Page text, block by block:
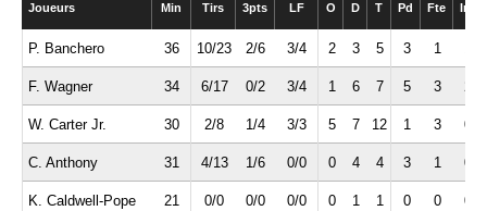
Joueurs Min Tirs 3pts LF O D T Pd Fte Int
P. Banchero 36 10/23 2/6 3/4 2 3 5 3 1
F. Wagner 34 6/17 0/2 3/4 1 6 7 5 3 2
W. Carter Jr. 30 2/8 1/4 3/3 5 7 12 1 3 0
C. Anthony 31 4/13 1/6 0/0 0 4 4 3 1 0
K. Caldwell-Pope 21 0/0 0/0 0/0 0 1 1 0 0 0